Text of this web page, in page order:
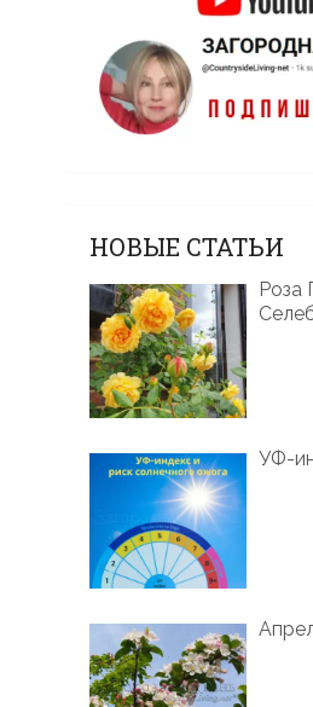
НОВЫЕ СТАТЬИ
Роза
УФ-